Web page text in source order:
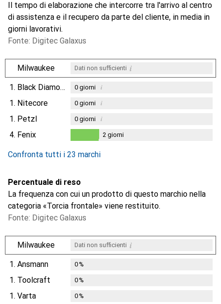
Il tempo di elaborazione che intercorre tra l'arrivo al centro
di assistenza e il recupero da parte del cliente, in media in
giorni lavorativi.
Fonte: Digitec Galaxus
Milwaukee Dati non sufficienti i
1. Black Diamond 0giorni i
1. Nitecore 0giorni i
1. Petzl 0giorni i
4. Fenix 2 giorni
Confronta tutti i 23 marchi
Percentuale di reso
La frequenza con cui un prodotto di questo marchio nella
categoria «Torcia frontale» viene restituito.
Fonte: Digitec Galaxus
Milwaukee Dati non sufficienti i
1. Ansmann 0%
1. Toolcraft 0%
1. Varta 0%